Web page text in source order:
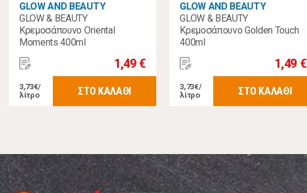
GLOW AND BEAUTY
GLOW & BEAUTY
Κρεμοσάπουνο Oriental
Moments 400ml
1,49 €
3,73€/
λίτρο
ΣΤΟ ΚΑΛΑΘΙ
GLOW AND BEAUTY
GLOW & BEAUTY
Κρεμοσάπουνο Golden Touch
400ml
1,49 €
3,73€/
λίτρο
ΣΤΟ ΚΑΛΑΘΙ